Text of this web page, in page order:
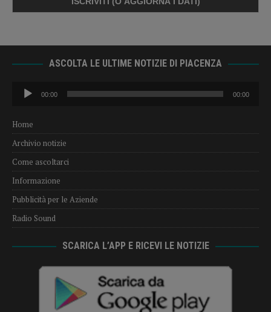
ASCOLTA LE ULTIME NOTIZIE DI PIACENZA
Audio
Player
00:00 00:00
Home
Archivio notizie
Come ascoltarci
Informazione
Pubblicità per le Aziende
Radio Sound
SCARICA L’APP E RICEVI LE NOTIZIE